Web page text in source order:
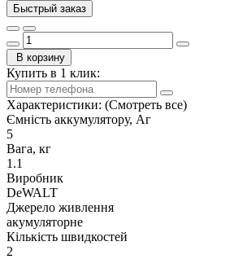
Быстрый заказ
В корзину
Купить в 1 клик:
Характеристики: (Смотреть все)
Ємність аккумулятору, Аг
5
Вага, кг
1.1
Виробник
DeWALT
Джерело живлення
акумуляторне
Кількість швидкостей
2